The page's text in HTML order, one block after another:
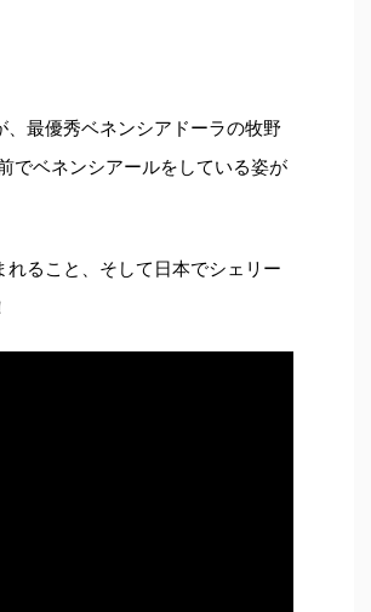
最優秀ベネンシアドーラの牧野
でベネンシアールをしている姿が
ること、そして日本でシェリー